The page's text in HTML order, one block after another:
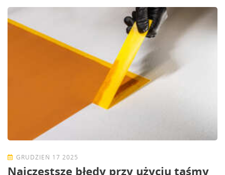
GRUDZIEŃ 17 2025
Najczęstsze błędy przy użyciu taśmy